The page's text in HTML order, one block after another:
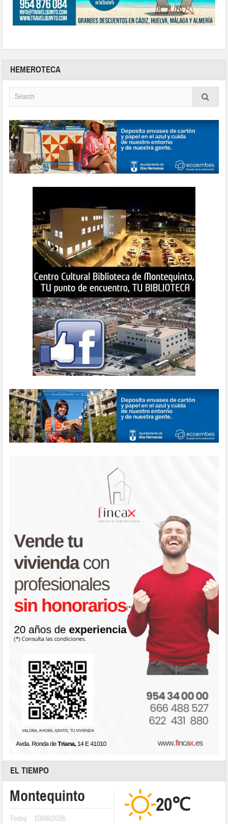
HEMEROTECA
EL TIEMPO
Montequinto
Today 10/08/2026
20℃